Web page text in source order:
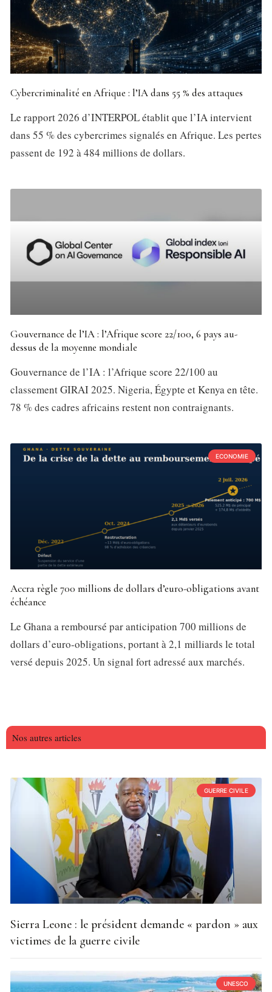
Cybercriminalité en Afrique : l’IA dans 55 % des attaques
Le rapport 2026 d’INTERPOL établit que l’IA intervient
dans 55 % des cybercrimes signalés en Afrique. Les pertes
passent de 192 à 484 millions de dollars.
Gouvernance de l’IA : l’Afrique score 22/100, 6 pays au-
dessus de la moyenne mondiale
Gouvernance de l’IA : l’Afrique score 22/100 au
classement GIRAI 2025. Nigeria, Égypte et Kenya en tête.
78 % des cadres africains restent non contraignants.
ECONOMIE
Accra règle 700 millions de dollars d’euro-obligations avant
échéance
Le Ghana a remboursé par anticipation 700 millions de
dollars d’euro-obligations, portant à 2,1 milliards le total
versé depuis 2025. Un signal fort adressé aux marchés.
Nos autres articles
GUERRE CIVILE
Sierra Leone : le président demande « pardon » aux
victimes de la guerre civile
UNESCO